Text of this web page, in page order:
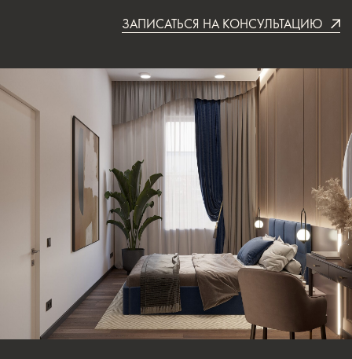
Дизайнерский ремонт квартиры — это не просто грамотный
дизайн-проект, но и качественная реализация. Поэтому
мы рекомендуем не только с осторожностью выбирать
дизайнера, но и интересоваться возможной услугой
авторского надзора за ремонтом, что обеспечит вам
КАК ПОЛУЧИТЬ
КАЧЕСТВЕННЫЙ РЕМОНТ?